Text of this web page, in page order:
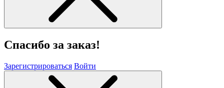
Спасибо за заказ!
Зарегистрироваться Войти